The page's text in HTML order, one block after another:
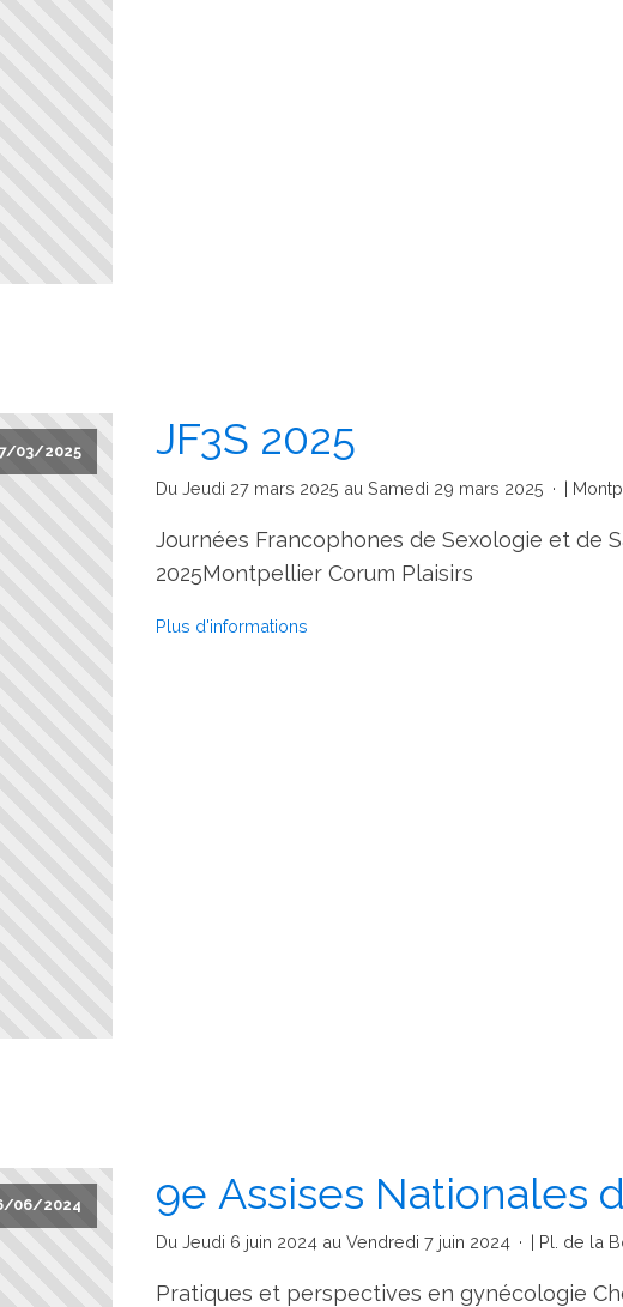
03/2025 JF3S 2025
Du Jeudi 27 mars 2025 au Samedi 29 mars 2025 |
Journées Francophones de Sexologie et de
2025Montpellier Corum Plaisirs
Plus d'informations
06/2024 9e Assises Nationales
Du Jeudi 6 juin 2024 au Vendredi 7 juin 2024 | Pl. de la
Pratiques et perspectives en gynécologie